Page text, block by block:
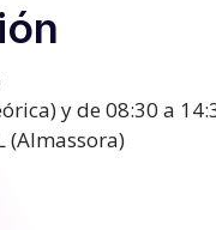
y de 08:30 a
(Almassora)